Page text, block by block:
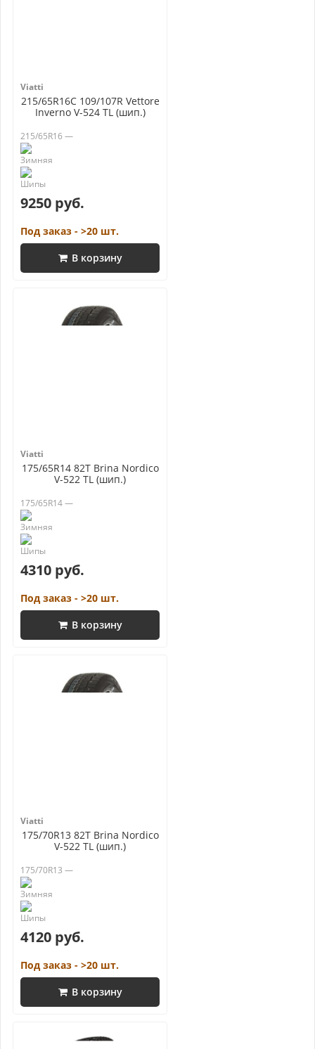
Viatti
215/65R16C 109/107R Vettore
Inverno V-524 TL (шип.)
215/65R16 —
9250 руб.
Под заказ - >20 шт.
В корзину
Viatti
175/65R14 82T Brina Nordico
V-522 TL (шип.)
175/65R14 —
4310 руб.
Под заказ - >20 шт.
В корзину
Viatti
175/70R13 82T Brina Nordico
V-522 TL (шип.)
175/70R13 —
4120 руб.
Под заказ - >20 шт.
В корзину